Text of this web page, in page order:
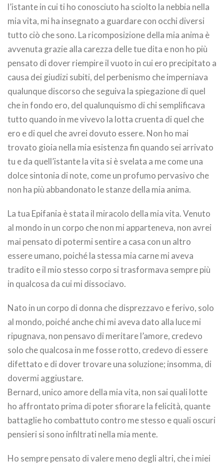
l’istante in cui ti ho conosciuto ha sciolto la nebbia nella
mia vita, mi ha insegnato a guardare con occhi diversi
tutto ciò che sono. La ricomposizione della mia anima è
avvenuta grazie alla carezza delle tue dita e non ho più
pensato di dover riempire il vuoto in cui ero precipitato a
causa dei giudizi subiti, del perbenismo che imperniava
qualunque discorso che seguiva la spiegazione di quel
che in fondo ero, del qualunquismo di chi semplificava
tutto quando in me vivevo la lotta cruenta di quel che
ero e di quel che avrei dovuto essere. Non ho mai
trovato gioia nella mia esistenza fin quando sei arrivato
tu e da quell’istante la vita si è svelata a me come una
dolce sintonia di note, come un profumo pervasivo che
non ha più abbandonato le stanze della mia anima.
La tua Epifania è stata il miracolo della mia vita. Venuto
al mondo in un corpo che non mi apparteneva, non avrei
mai pensato di potermi sentire a casa con un altro
essere umano, poiché la stessa mia carne mi aveva
tradito e il mio stesso corpo si trasformava sempre più
in qualcosa da cui mi dissociavo.
Nato in un corpo di donna che disprezzavo e ferivo, solo
al mondo, poiché anche chi mi aveva dato alla luce mi
ripugnava, non pensavo di meritare l’amore, credevo
solo che qualcosa in me fosse rotto, credevo di essere
difettato e di dover trovare una soluzione; insomma, di
dovermi aggiustare.
Bernard, unico amore della mia vita, non sai quali lotte
ho affrontato prima di poter sfiorare la felicità, quante
battaglie ho combattuto contro me stesso e quali oscuri
pensieri si sono infiltrati nella mia mente.
Ho sempre pensato di valere meno degli altri, che i miei